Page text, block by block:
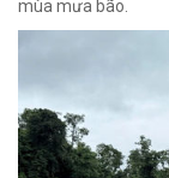
mùa mưa bão.